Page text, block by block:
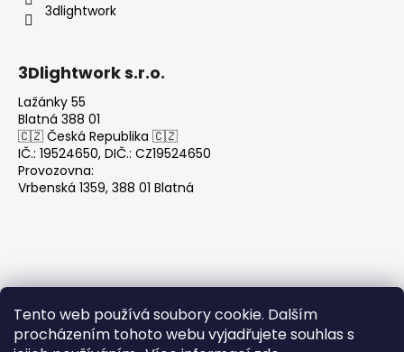
Tento web používá soubory cookie. Dalším
procházením tohoto webu vyjadřujete souhlas s
3dlightwork
3Dlightwork s.r.o.
Lažánky 55
Blatná 388 01
🇨🇿 Česká Republika 🇨🇿
IČ.: 19524650, DIČ.: CZ19524650
Provozovna:
Vrbenská 1359, 388 01 Blatná
Přijímáme online platby